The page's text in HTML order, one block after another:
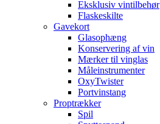
Eksklusiv vintilbehør
Flaskeskilte
Gavekort
Glasophæng
Konservering af vin
Mærker til vinglas
Måleinstrumenter
OxyTwister
Portvinstang
Proptrækker
Spil